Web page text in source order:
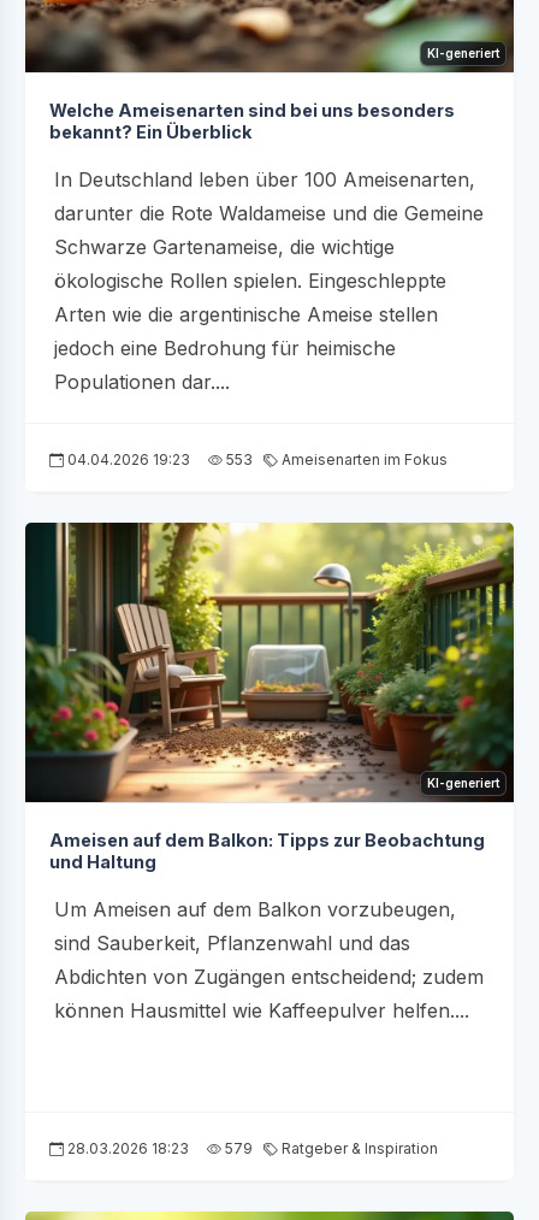
KI-generiert
Welche Ameisenarten sind bei uns besonders
bekannt? Ein Überblick
In Deutschland leben über 100 Ameisenarten,
darunter die Rote Waldameise und die Gemeine
Schwarze Gartenameise, die wichtige
ökologische Rollen spielen. Eingeschleppte
Arten wie die argentinische Ameise stellen
jedoch eine Bedrohung für heimische
Populationen dar....
04.04.2026 19:23 553 Ameisenarten im Fokus
KI-generiert
Ameisen auf dem Balkon: Tipps zur Beobachtung
und Haltung
Um Ameisen auf dem Balkon vorzubeugen,
sind Sauberkeit, Pflanzenwahl und das
Abdichten von Zugängen entscheidend; zudem
können Hausmittel wie Kaffeepulver helfen....
28.03.2026 18:23 579 Ratgeber & Inspiration